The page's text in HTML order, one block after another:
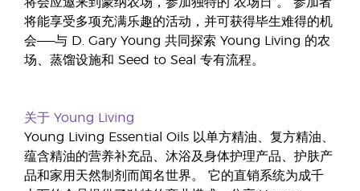
将能享受多项充满乐趣的活动，并可获得毕生难得的机
会——与 D. Gary Young 共同探索 Young Living 的农
场、蒸馏设施和 Seed to Seal 专有流程。
关于 Young Living
Young Living Essential Oils 以单方精油、复方精油、
蕴含精油的营养补充品、沐浴及身体护理产品、护肤产
品和家用天然制剂而闻名世界。 它的直销系统为成千